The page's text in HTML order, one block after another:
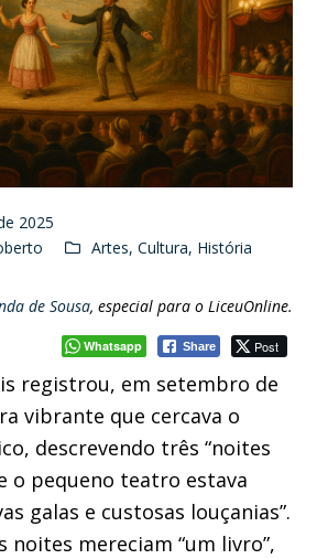
2025
Artes,Cultura, História
de Sousa, especial para o LiceuOnline.
Whatsapp Share Post
registrou, em setembro de
vibrante que cercava o
descrevendo três “noites
o pequeno teatro estava
galas e custosas louçanias”.
noites mereciam “um livro”,